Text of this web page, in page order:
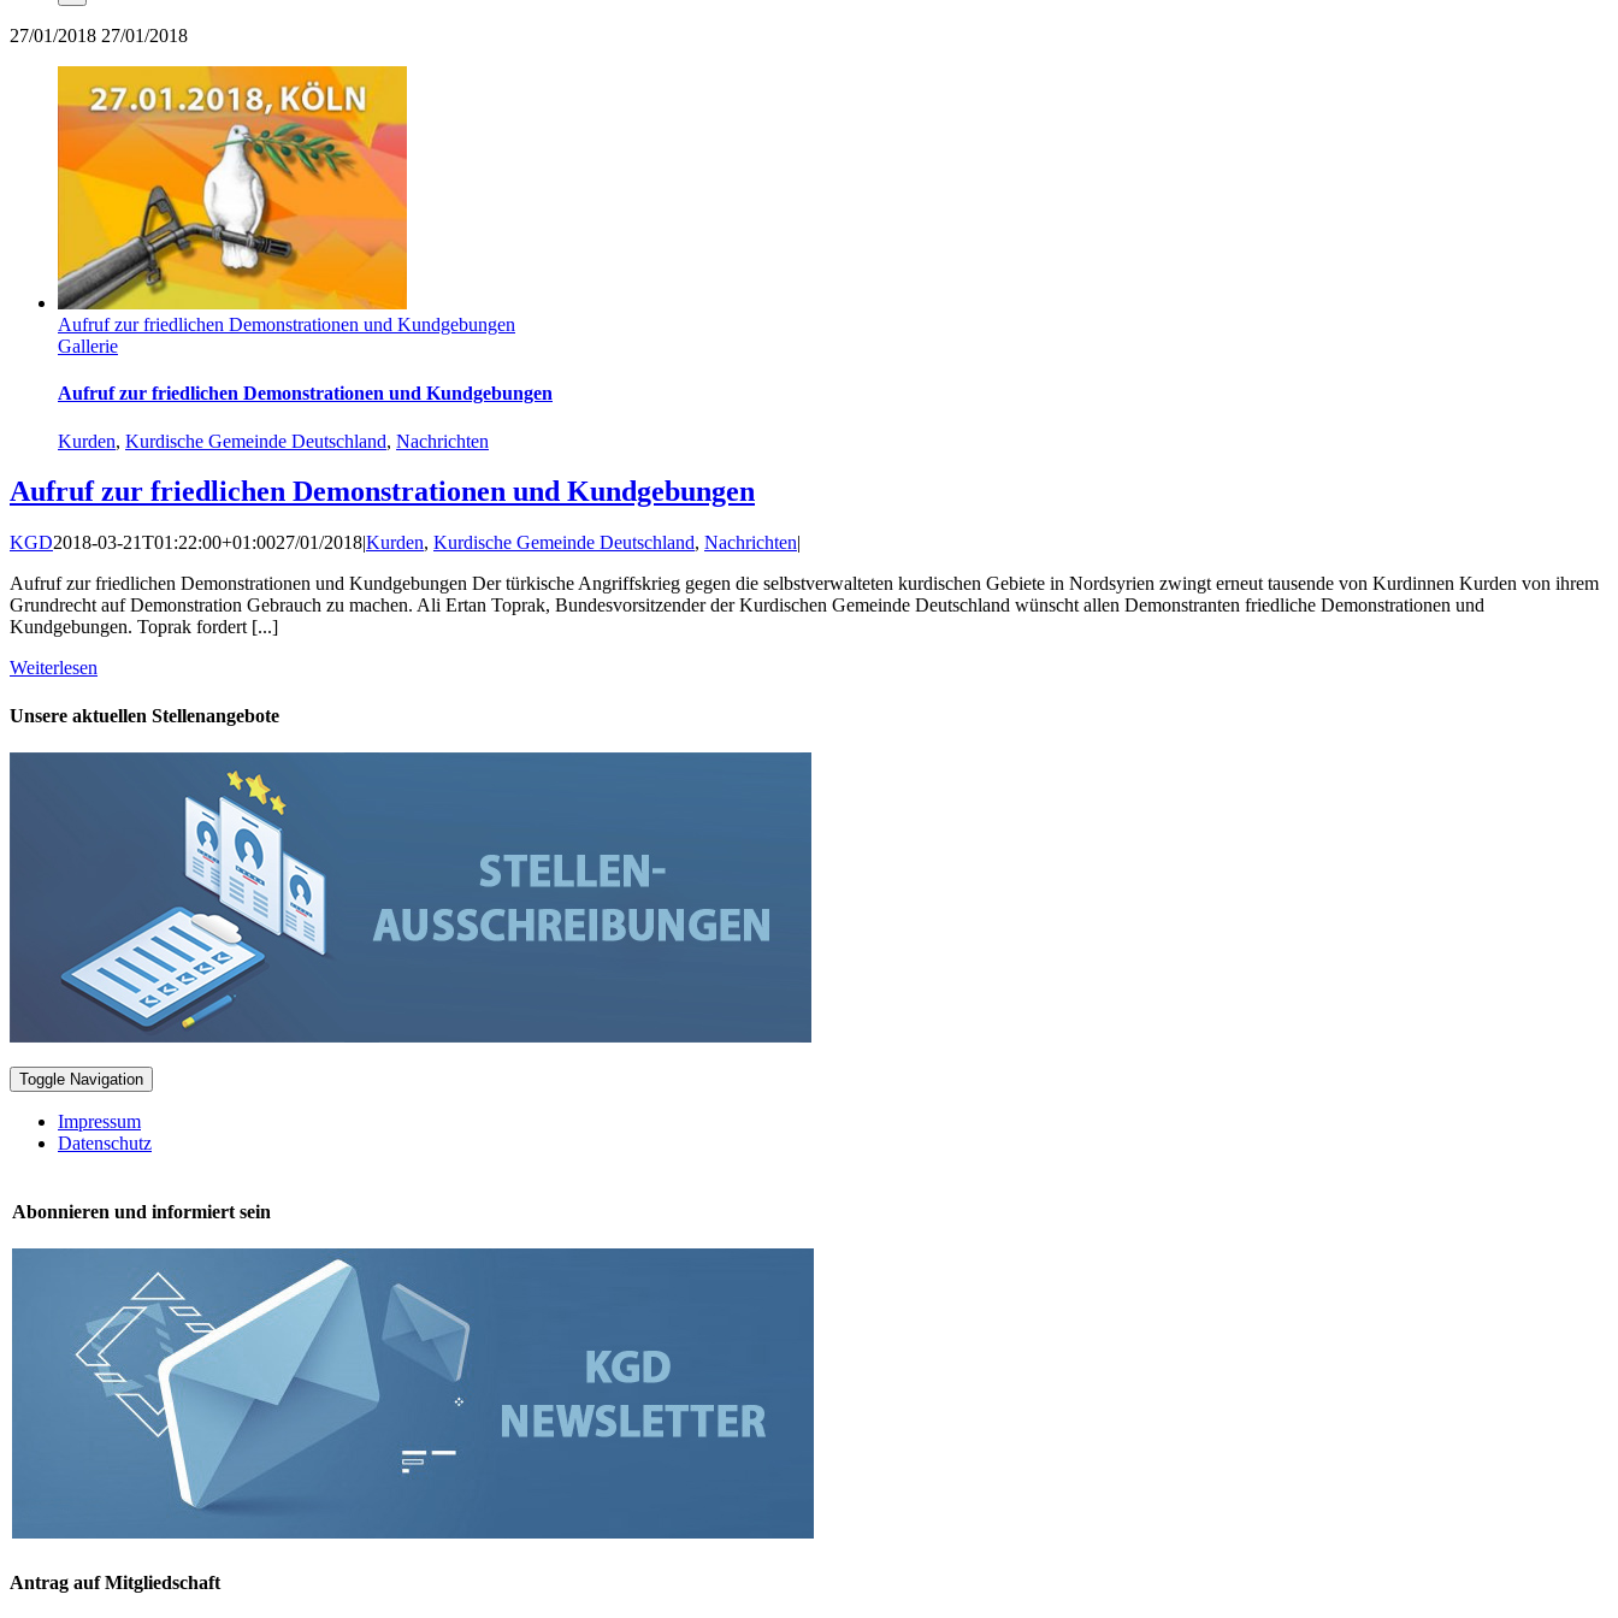
27/01/2018 27/01/2018
Aufruf zur friedlichen Demonstrationen und Kundgebungen
Gallerie
Aufruf zur friedlichen Demonstrationen und Kundgebungen
Kurden, Kurdische Gemeinde Deutschland, Nachrichten
Aufruf zur friedlichen Demonstrationen und Kundgebungen
KGD2018-03-21T01:22:00+01:0027/01/2018|Kurden, Kurdische Gemeinde Deutschland, Nachrichten|
Aufruf zur friedlichen Demonstrationen und Kundgebungen Der türkische Angriffskrieg gegen die selbstverwalteten kurdischen Gebiete in Nordsyrien zwingt erneut tausende von Kurdinnen Kurden von ihrem
Grundrecht auf Demonstration Gebrauch zu machen. Ali Ertan Toprak, Bundesvorsitzender der Kurdischen Gemeinde Deutschland wünscht allen Demonstranten friedliche Demonstrationen und
Kundgebungen. Toprak fordert [...]
Weiterlesen
Unsere aktuellen Stellenangebote
Toggle Navigation
Impressum
Datenschutz
Abonnieren und informiert sein
Antrag auf Mitgliedschaft